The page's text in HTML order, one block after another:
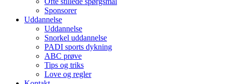
Sponsorer
Uddannelse
Uddannelse
Snorkel uddannelse
PADI sports dykning
ABC prøve
Tips og triks
Love og regler